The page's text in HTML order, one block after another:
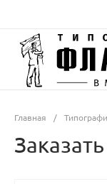
Главная /